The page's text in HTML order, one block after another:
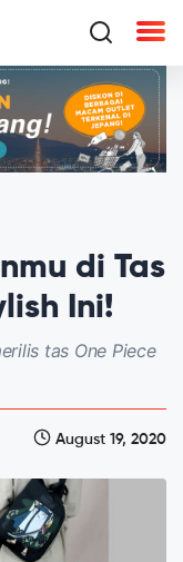
di Tas
Ini!
tas One Piece
August 19, 2020